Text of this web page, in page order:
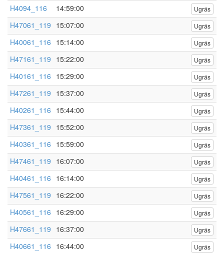
H4094_116 14:59:00 Ugrás
H47061_119 15:07:00 Ugrás
H40061_116 15:14:00 Ugrás
H47161_119 15:22:00 Ugrás
H40161_116 15:29:00 Ugrás
H47261_119 15:37:00 Ugrás
H40261_116 15:44:00 Ugrás
H47361_119 15:52:00 Ugrás
H40361_116 15:59:00 Ugrás
H47461_119 16:07:00 Ugrás
H40461_116 16:14:00 Ugrás
H47561_119 16:22:00 Ugrás
H40561_116 16:29:00 Ugrás
H47661_119 16:37:00 Ugrás
H40661_116 16:44:00 Ugrás